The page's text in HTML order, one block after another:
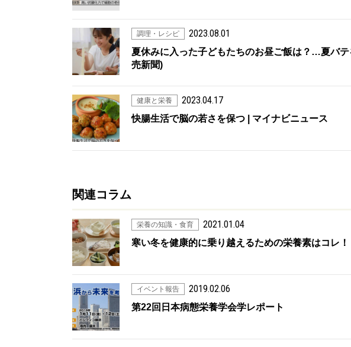
調理・レシピ 2023.08.01
夏休みに入った子どもたちのお昼ご飯は？…夏バ
売新聞)
健康と栄養 2023.04.17
快腸生活で脳の若さを保つ | マイナビニュース
関連コラム
栄養の知識・食育 2021.01.04
寒い冬を健康的に乗り越えるための栄養素はコレ！
イベント報告 2019.02.06
第22回日本病態栄養学会学レポート